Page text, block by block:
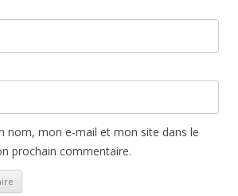
nom, mon e-mail et mon site dans le
prochain commentaire.